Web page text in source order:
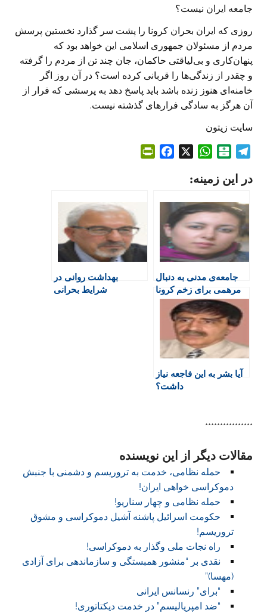
جامعه ایران نیست؟
روزی که ایران بحران کرونا را پشت سر گذارد نخستین پرسش
مردم از مسئولان جمهوری اسلامی این خواهد بود که
پنهان‌کاری و بی‌لیاقتی حاکمان، جان چند تن از مردم را گرفته
و چقدر از زندگی‌ها را قربانی کرده است؟ در آن روز اگر
خامنه‌ای هنوز زنده باشد باید پاسخ دهد به پرسشی که فرار از
آن هرگز به سادگی فرارهای گذشته نیست.
سایت زیتون
l
g
r
a
m
a
r
i
n
W
a
s
A
p
p
F
r
i
e
در این زمینه:
جامعه‌ی مدنی به دنبال
مرهمی برای زخم کرونا
بهداشت روانی در
شرایط بحرانی
آیا بشر به این فاجعه نیاز
داشت؟
****************
مقالات دیگر از این نویسنده
حمله نظامی، خدمت به تروریسم و دشمنی با جنبش
دموکراسی خواهی ایران!
حمله نظامی و چهار سناریو!
حکومت اسرائیل پاشنه آشیل دموکراسی و مشوق
تروریسم!
راه نجات ملی وگذار به دموکراسی!
نقدی بر “منشور همبستگی و سازماندهی برای آزادی
(مهسا)”
“برای” رنسانس ایرانی
“ضد امپریالیسم” در خدمت دیکتاتوری!